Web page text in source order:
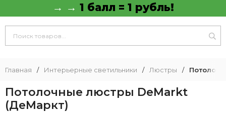
→ → 1 балл = 1 рубль!
Главная / Интерьерные светильники / Люстры /
Потолочные люстры DeMarkt
(ДеМаркт)